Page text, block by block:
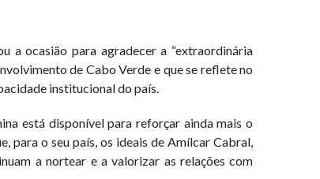
a ocasião para agradecer a “extraordinária
de Cabo Verde e que se reflete no
institucional do país.
está disponível para reforçar ainda mais o
para o seu país, os ideais de Amílcar Cabral,
a nortear e a valorizar as relações com